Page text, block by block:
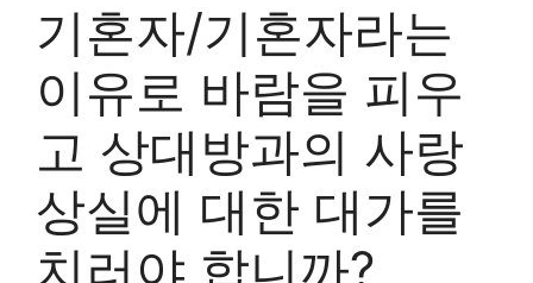
기혼자/기혼자라는
이유로 바람을 피우
고 상대방과의 사랑
상실에 대한 대가를
치러야 합니까?